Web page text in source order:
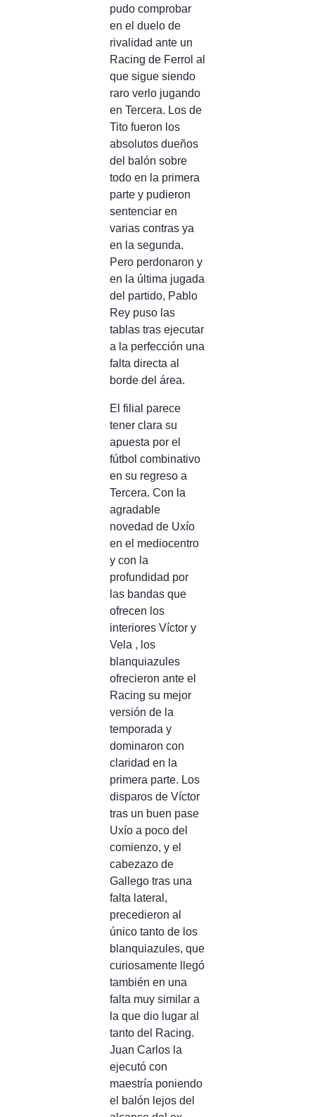
pudo comprobar
en el duelo de
rivalidad ante un
Racing de Ferrol al
que sigue siendo
raro verlo jugando
en Tercera. Los de
Tito fueron los
absolutos dueños
del balón sobre
todo en la primera
parte y pudieron
sentenciar en
varias contras ya
en la segunda.
Pero perdonaron y
en la última jugada
del partido, Pablo
Rey puso las
tablas tras ejecutar
a la perfección una
falta directa al
borde del área.
El filial parece
tener clara su
apuesta por el
fútbol combinativo
en su regreso a
Tercera. Con la
agradable
novedad de Uxío
en el mediocentro
y con la
profundidad por
las bandas que
ofrecen los
interiores Víctor y
Vela , los
blanquiazules
ofrecieron ante el
Racing su mejor
versión de la
temporada y
dominaron con
claridad en la
primera parte. Los
disparos de Víctor
tras un buen pase
Uxío a poco del
comienzo, y el
cabezazo de
Gallego tras una
falta lateral,
precedieron al
único tanto de los
blanquiazules, que
curiosamente llegó
también en una
falta muy similar a
la que dio lugar al
tanto del Racing.
Juan Carlos la
ejecutó con
maestría poniendo
el balón lejos del